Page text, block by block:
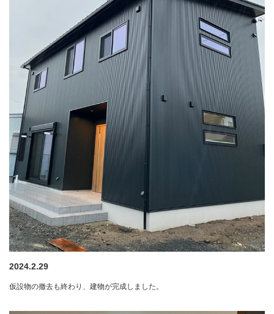
2024.2.29
仮設物の撤去も終わり、建物が完成しました。